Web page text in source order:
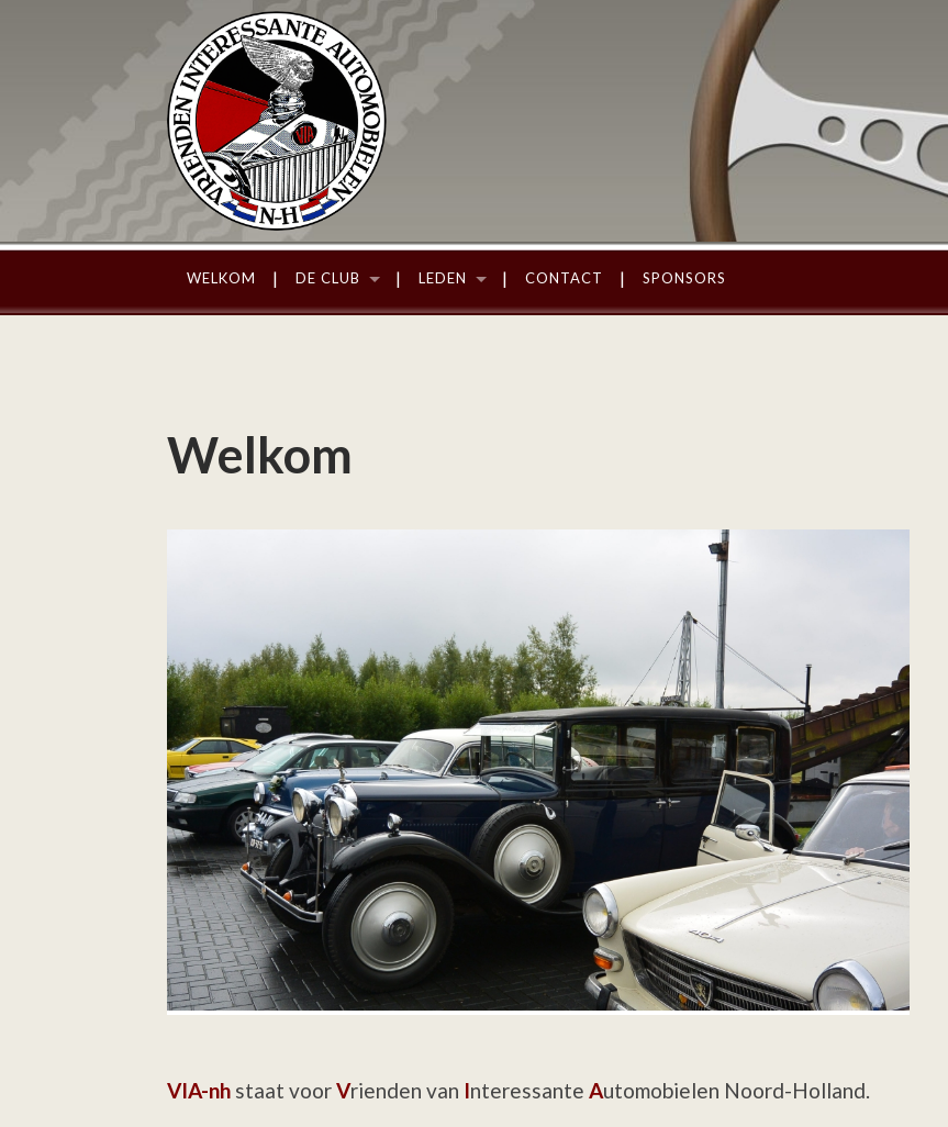
WELKOM DE CLUB LEDEN CONTACT SPONSORS
Welkom
VIA-nh staat voorVrienden van Interessante Automobielen Noord-Holland.